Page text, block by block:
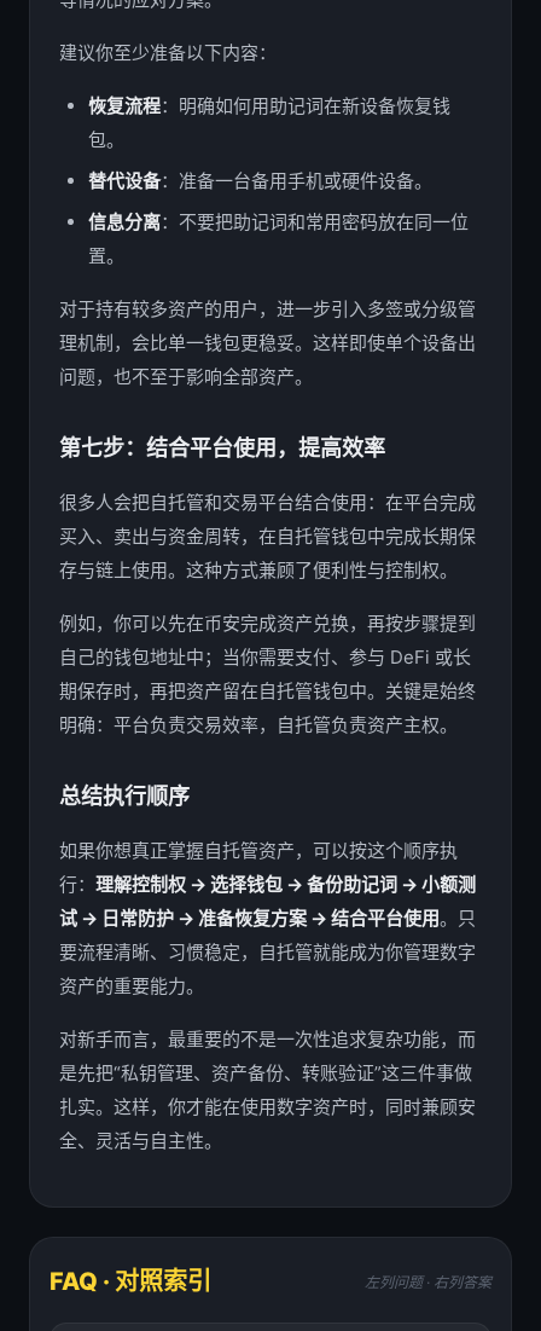
建议你至少准备以下内容：
恢复流程：明确如何用助记词在新设备恢复钱
包。
替代设备：准备一台备用手机或硬件设备。
信息分离：不要把助记词和常用密码放在同一位
置。
对于持有较多资产的用户，进一步引入多签或分级管
理机制，会比单一钱包更稳妥。这样即使单个设备出
问题，也不至于影响全部资产。
第七步：结合平台使用，提高效率
很多人会把自托管和交易平台结合使用：在平台完成
买入、卖出与资金周转，在自托管钱包中完成长期保
存与链上使用。这种方式兼顾了便利性与控制权。
例如，你可以先在币安完成资产兑换，再按步骤提到
自己的钱包地址中；当你需要支付、参与 DeFi 或长
期保存时，再把资产留在自托管钱包中。关键是始终
明确：平台负责交易效率，自托管负责资产主权。
总结执行顺序
如果你想真正掌握自托管资产，可以按这个顺序执
行： 理解控制权 → 选择钱包 → 备份助记词 → 小额测
试 → 日常防护 → 准备恢复方案 → 结合平台使用。只
要流程清晰、习惯稳定，自托管就能成为你管理数字
资产的重要能力。
对新手而言，最重要的不是一次性追求复杂功能，而
是先把“私钥管理、资产备份、转账验证”这三件事做
扎实。这样，你才能在使用数字资产时，同时兼顾安
全、灵活与自主性。
FAQ · 对照索引 左列问题 · 右列答案